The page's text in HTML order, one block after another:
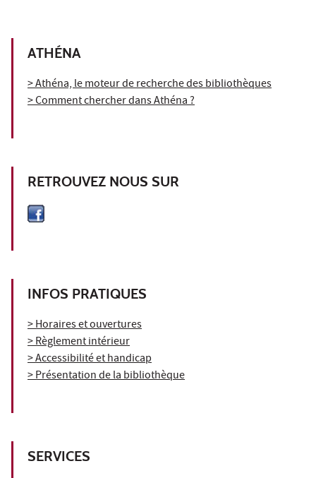
ATHÉNA
> Athéna, le moteur de recherche des bibliothèques
> Comment chercher dans Athéna ?
RETROUVEZ NOUS SUR
INFOS PRATIQUES
> Horaires et ouvertures
> Règlement intérieur
> Accessibilité et handicap
> Présentation de la bibliothèque
SERVICES